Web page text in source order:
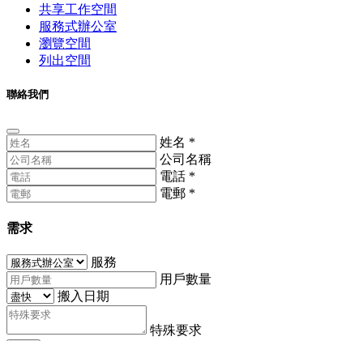
共享工作空間
服務式辦公室
瀏覽空間
列出空間
聯絡我們
姓名 *
公司名稱
電話 *
電郵 *
需求
服務
用戶數量
搬入日期
特殊要求